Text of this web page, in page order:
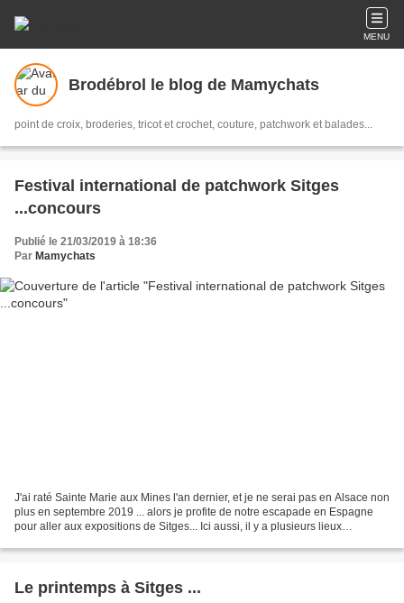
MENU
Brodébrol le blog de Mamychats
point de croix, broderies, tricot et crochet, couture, patchwork et balades...
Festival international de patchwork Sitges
...concours
Publié le 21/03/2019 à 18:36
Par Mamychats
J'ai raté Sainte Marie aux Mines l'an dernier, et je ne serai pas en Alsace non
plus en septembre 2019 ... alors je profite de notre escapade en Espagne
pour aller aux expositions de Sitges... Ici aussi, il y a plusieurs lieux
Le printemps à Sitges ...